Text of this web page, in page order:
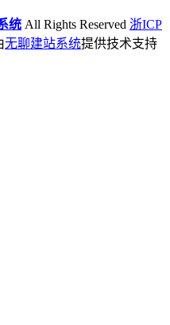
统 All Rights Reserved 浙ICP
无聊建站系统提供技术支持